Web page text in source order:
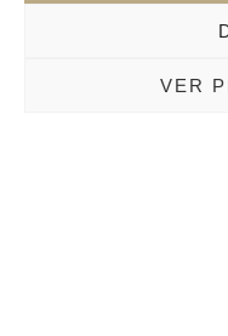
VER